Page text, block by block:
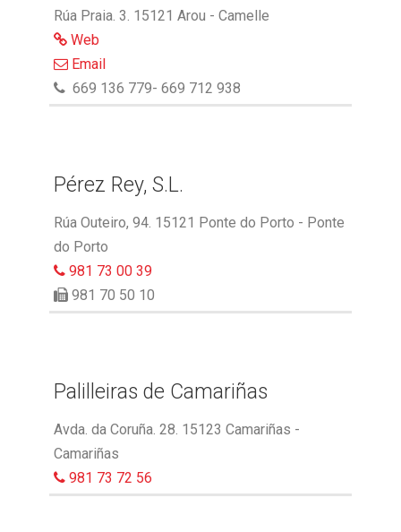
Rúa Praia. 3. 15121 Arou - Camelle
Web
Email
669 136 779- 669 712 938
Pérez Rey, S.L.
Rúa Outeiro, 94. 15121 Ponte do Porto - Ponte
do Porto
981 73 00 39
981 70 50 10
Palilleiras de Camariñas
Avda. da Coruña. 28. 15123 Camariñas -
Camariñas
981 73 72 56